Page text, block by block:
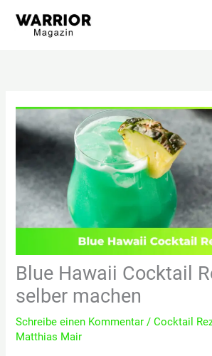
Inhalt
Blue Hawaii Cocktail
selber machen
Schreibe einen Kommentar /Cocktail
Matthias Mair